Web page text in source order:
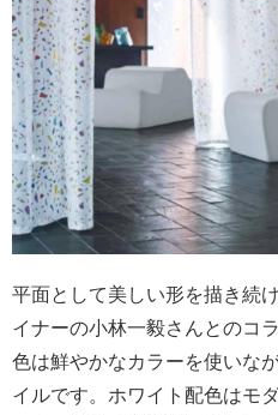
平面として美しい形を描き続
イナーの小林一毅さんとのコ
色は鮮やかなカラーを使いな
イルです。ホワイト配色はモ